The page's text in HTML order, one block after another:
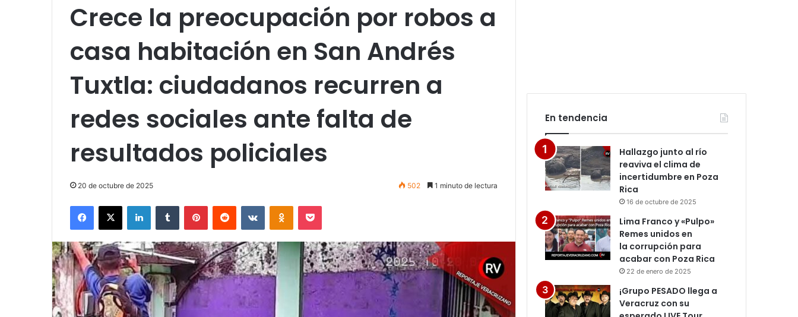
Crece la preocupación por robos a
casa habitación en San Andrés
Tuxtla: ciudadanos recurren a
redes sociales ante falta de
resultados policiales
20 de octubre de 2025 502 1 minuto de lectura
Facebook
X LinkedInTumblr PinterestReddit VKontakteOdnoklassniki
Pocket
En tendencia
Hallazgo junto al río
reaviva el clima de
incertidumbre en Poza
Rica
16 de octubre de 2025
Lima Franco y «Pulpo»
Remes unidos en
la corrupción para
acabar con Poza Rica
22 de enero de 2025
¡Grupo PESADO llega a
Veracruz con su